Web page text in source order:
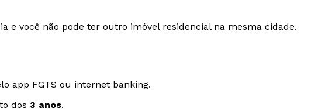
e você não pode ter outro imóvel residencial na mesma cidade.
app FGTS ou internet banking.
dos 3 anos.